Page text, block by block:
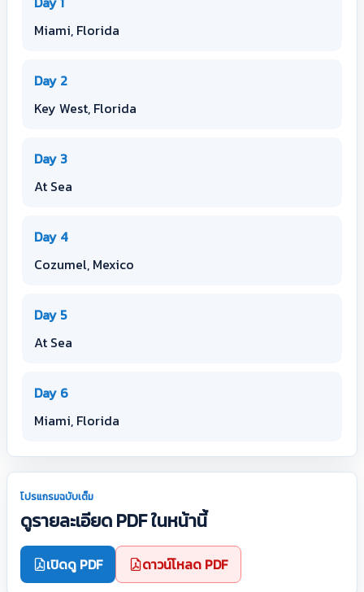
Miami, Florida
Day 2
Key West, Florida
Day 3
At Sea
Day 4
Cozumel, Mexico
Day 5
At Sea
Day 6
Miami, Florida
โปรแกรมฉบับเต็ม
ดูรายละเอียด PDF ในหน้านี้
เปิดดู PDF ดาวน์โหลด PDF